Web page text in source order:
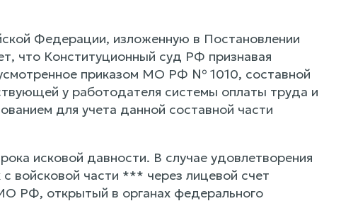
Федерации, изложенную в Постановлении
что Конституционный суд РФ признавая
приказом МО РФ № 1010, составной
у работодателя системы оплаты труда и
для учета данной составной части
исковой давности. В случае удовлетворения
войсковой части *** через лицевой счет
РФ, открытый в органах федерального